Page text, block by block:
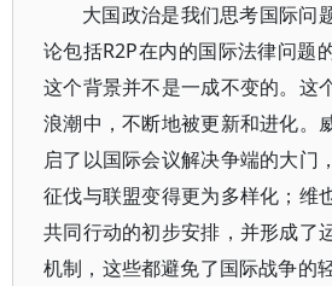
大国政治是我们思考国际问
论包括R2P在内的国际法律问题
这个背景并不是一成不变的。这
浪潮中，不断地被更新和进化。
启了以国际会议解决争端的大门
征伐与联盟变得更为多样化；维
共同行动的初步安排，并形成了
机制，这些都避免了国际战争的